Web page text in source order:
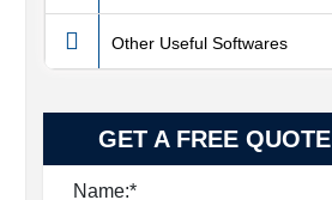
Other Useful Softwares
GET A FREE QUOTE